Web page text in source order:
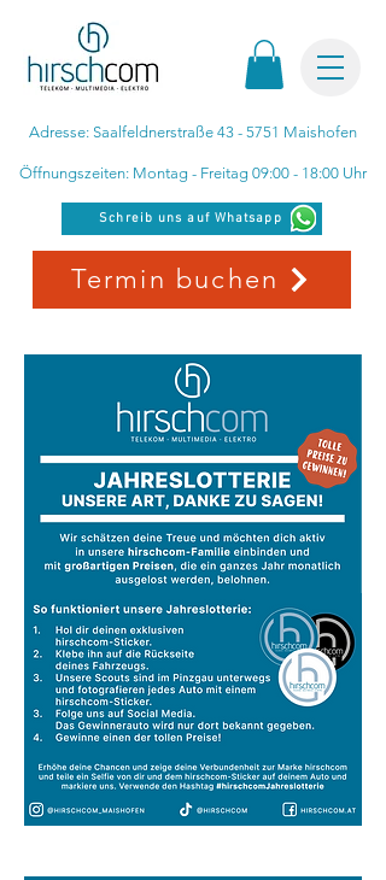
Schreib uns auf Whatsapp
Adresse: Saalfeldnerstraße 43 - 5751 Maishofen
Öffnungszeiten: Montag - Freitag 09:00 - 18:00 Uhr
Termin buchen